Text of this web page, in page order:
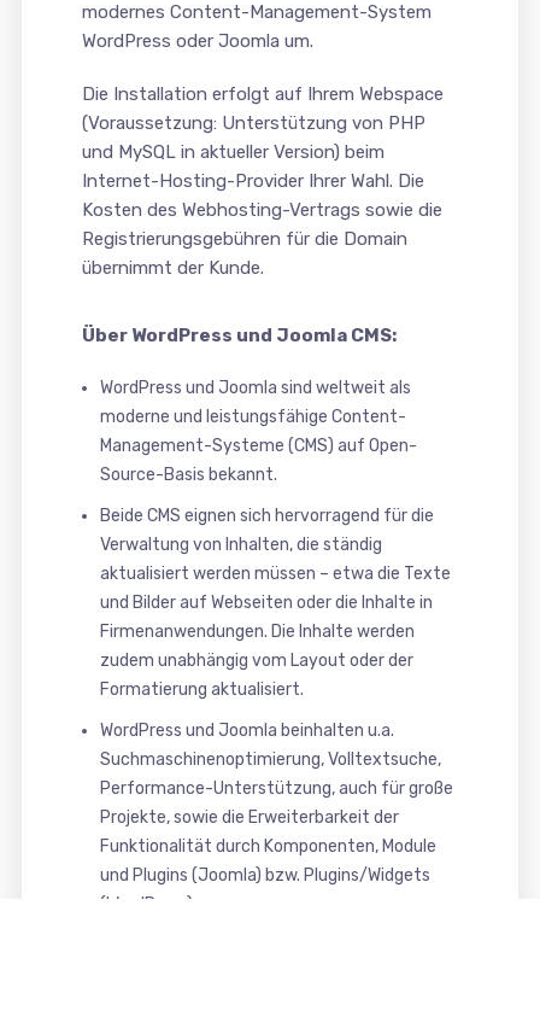
modernes Content-Management-System
WordPress oder Joomla um.
Die Installation erfolgt auf Ihrem Webspace
(Voraussetzung: Unterstützung von PHP
und MySQL in aktueller Version) beim
Internet-Hosting-Provider Ihrer Wahl. Die
Kosten des Webhosting-Vertrags sowie die
Registrierungsgebühren für die Domain
übernimmt der Kunde.
Über WordPress und Joomla CMS:
WordPress und Joomla sind weltweit als
moderne und leistungsfähige Content-
Management-Systeme (CMS) auf Open-
Source-Basis bekannt.
Beide CMS eignen sich hervorragend für die
Verwaltung von Inhalten, die ständig
aktualisiert werden müssen – etwa die Texte
und Bilder auf Webseiten oder die Inhalte in
Firmenanwendungen. Die Inhalte werden
zudem unabhängig vom Layout oder der
Formatierung aktualisiert.
WordPress und Joomla beinhalten u.a.
Suchmaschinenoptimierung, Volltextsuche,
Performance-Unterstützung, auch für große
Projekte, sowie die Erweiterbarkeit der
Funktionalität durch Komponenten, Module
und Plugins (Joomla) bzw. Plugins/Widgets
(WordPress).